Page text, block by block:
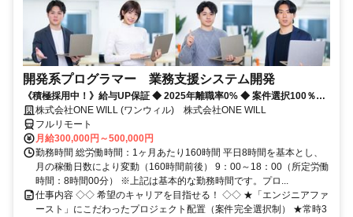
開発系プログラマー 業務支援システム開発
《積極採用中！》給与UP保証 ◆ 2025年離職率0% ◆ 案件選択100％！
◆ 平均残業7時間！
株式会社ONE WILL (ワンウィル) 株式会社ONE WILL
フルリモート
月給300,000円～500,000円
勤務時間 総労働時間：1ヶ月あたり160時間 平日8時間を基本とし、
月の稼働日数により変動（160時間前後） 9：00～18：00（所定労働
時間：8時間00分） ※上記は基本的な勤務時間です。プロ...
仕事内容 ◇◇ 希望のキャリアを目指せる！ ◇◇ ★「エンジニアファ
ースト」にこだわったプロジェクト配置（案件完全選択制） ★常時3